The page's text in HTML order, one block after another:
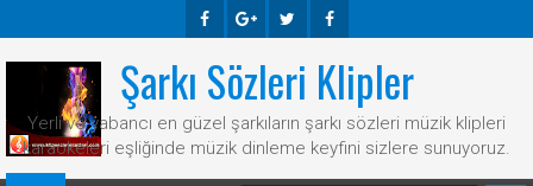
Ook E-
Plus
R Ook
Şarkı Sözleri Klipler
Yerli ve yabancı en güzel şarkıların şarkı sözleri müzik klipleri
karaokeleri eşliğinde müzik dinleme keyfini sizlere sunuyoruz.